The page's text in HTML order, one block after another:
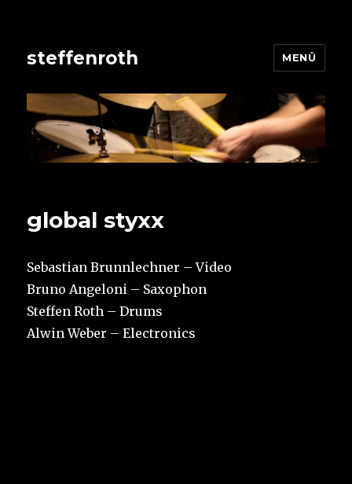
steffenroth MENÜ
global styxx
Sebastian Brunnlechner – Video
Bruno Angeloni – Saxophon
Steffen Roth – Drums
Alwin Weber – Electronics